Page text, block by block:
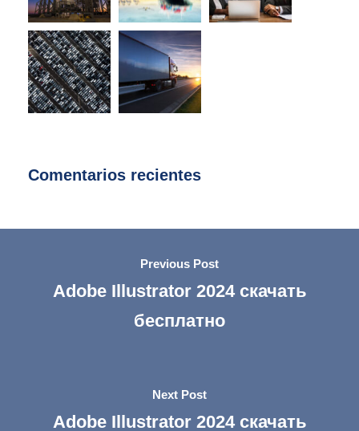
Comentarios recientes
Previous Post
Adobe Illustrator 2024 скачать
бесплатно
Next Post
Adobe Illustrator 2024 скачать